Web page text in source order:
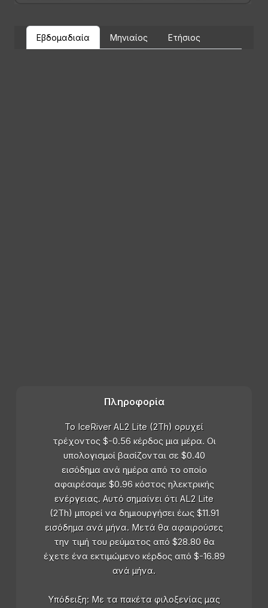
Εβδομαδιαία Μηνιαίος Ετήσιος
Πληροφορία
Το IceRiver AL2 Lite (2Th) ορυχεί
τρέχοντος $-0.56 κέρδος μια μέρα. Οι
υπολογισμοί βασίζονται σε $0.40
εισόδημα ανά ημέρα από το οποίο
αφαιρέσαμε $0.96 κόστος ηλεκτρικής
ενέργειας. Αυτό σημαίνει ότι AL2 Lite
(2Th) μπορεί να δημιουργήσει έως $11.91
εισόδημα ανά μήνα. Μετά θα αφαιρούσες
την τιμή του ρεύματος από $28.80 θα
έχετε ένα εκτιμώμενο κέρδος από $-16.89
ανά μήνα.
Υπόδειξη: Με τα πακέτα φιλοξενίας μας